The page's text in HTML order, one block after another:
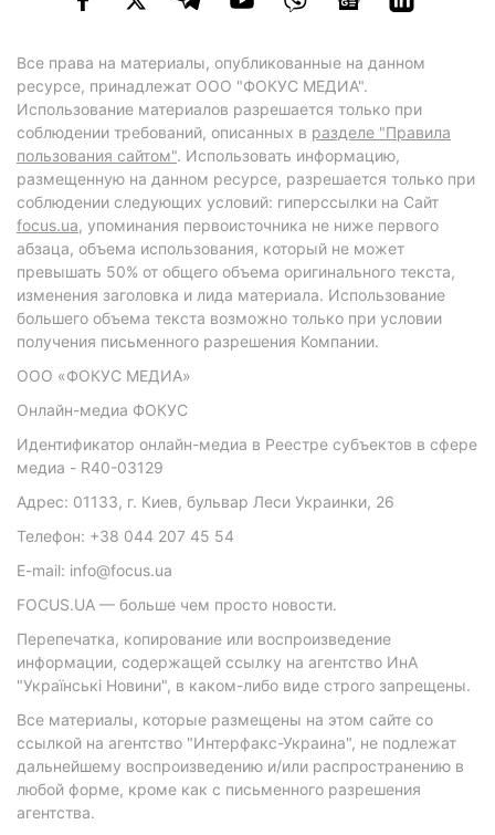
Все права на материалы, опубликованные на данном
ресурсе, принадлежат ООО "ФОКУС МЕДИА".
Использование материалов разрешается только при
соблюдении требований, описанных в разделе "Правила
пользования сайтом". Использовать информацию,
размещенную на данном ресурсе, разрешается только при
соблюдении следующих условий: гиперссылки на Сайт
focus.ua, упоминания первоисточника не ниже первого
абзаца, объема использования, который не может
превышать 50% от общего объема оригинального текста,
изменения заголовка и лида материала. Использование
большего объема текста возможно только при условии
получения письменного разрешения Компании.
ООО «ФОКУС МЕДИА»
Онлайн-медиа ФОКУС
Идентификатор онлайн-медиа в Реестре субъектов в сфере
медиа - R40-03129
Адрес: 01133, г. Киев, бульвар Леси Украинки, 26
Телефон: +38 044 207 45 54
E-mail: info@focus.ua
FOCUS.UA — больше чем просто новости.
Перепечатка, копирование или воспроизведение
информации, содержащей ссылку на агентство ИнА
"Українські Новини", в каком-либо виде строго запрещены.
Все материалы, которые размещены на этом сайте со
ссылкой на агентство "Интерфакс-Украина", не подлежат
дальнейшему воспроизведению и/или распространению в
любой форме, кроме как с письменного разрешения
агентства.